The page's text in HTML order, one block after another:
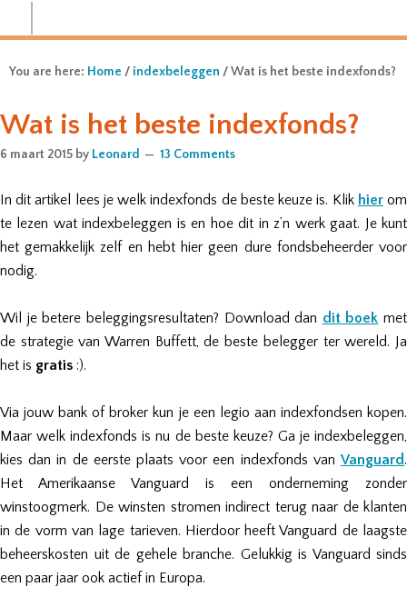
You are here: Home / indexbeleggen / Wat is het beste indexfonds?
Wat is het beste indexfonds?
6 maart 2015 by Leonard 13 Comments
In dit artikel lees je welk indexfonds de beste keuze is. Klik hierom
te lezen wat indexbeleggen is en hoe dit in z’n werk gaat. Je kunt
het gemakkelijk zelf en hebt hier geen dure fondsbeheerder voor
nodig.
Wil je betere beleggingsresultaten? Download dan dit boek met
de strategie van Warren Buffett, de beste belegger ter wereld. Ja
het is gratis :).
Via jouw bank of broker kun je een legio aan indexfondsen kopen.
Maar welk indexfonds is nu de beste keuze? Ga je indexbeleggen,
kies dan in de eerste plaats voor een indexfonds van Vanguard.
Het Amerikaanse Vanguard is een onderneming zonder
winstoogmerk. De winsten stromen indirect terug naar de klanten
in de vorm van lage tarieven. Hierdoor heeft Vanguard de laagste
beheerskosten uit de gehele branche. Gelukkig is Vanguard sinds
een paar jaar ook actief in Europa.